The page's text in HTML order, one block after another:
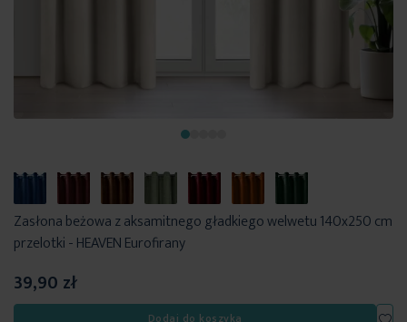
Zasłona beżowa z aksamitnego gładkiego welwetu 140x250 cm
przelotki - HEAVEN Eurofirany
39,90 zł
Dodaj do koszyka